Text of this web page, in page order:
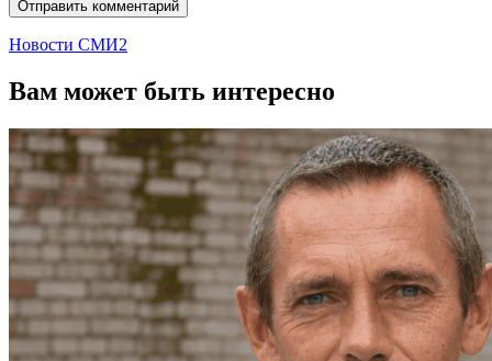
Новости СМИ2
Вам может быть интересно